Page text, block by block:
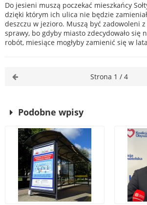
Do jesieni muszą poczekać mieszkańcy
dzięki którym ich ulica nie będzie
deszczu w jezioro. Muszą być zadowoleni
sprawy, bo gdyby miasto zdecydowało się
robót, miesiące mogłyby zamienić się w
Strona 1 / 4
Podobne wpisy